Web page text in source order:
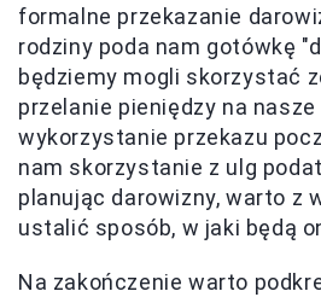
formalne przekazanie
rodziny poda nam gotówkę
będziemy mogli skorzystać
przelanie pieniędzy na
wykorzystanie przekazu
nam skorzystanie z ulg
planując darowizny, warto z
ustalić sposób, w jaki będą
Na zakończenie warto